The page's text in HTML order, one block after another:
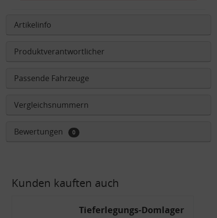
Artikelinfo
Produktverantwortlicher
Passende Fahrzeuge
Vergleichsnummern
Bewertungen 0
Kunden kauften auch
Tieferlegungs-Domlager